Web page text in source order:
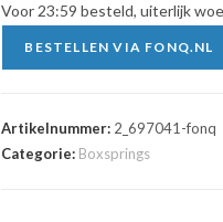
Voor 23:59 besteld, uiterlijk
BESTELLEN VIA FONQ.NL
Artikelnummer: 2_697041-fonq
Categorie: Boxsprings